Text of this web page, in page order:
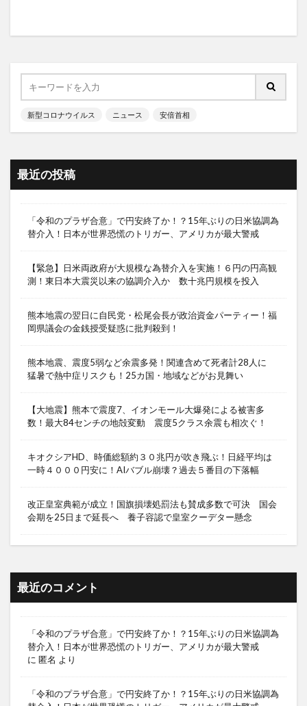
新型コロナウイルス ニュース 安倍首相
最近の投稿
「令和のプラザ合意」で円安終了か！？15年ぶりの日米協調為
替介入！日本が世界恐慌のトリガー、アメリカが最大警戒
【緊急】日米両政府が大規模な為替介入を実施！６円の円高観
測！東日本大震災以来の協調介入か 数十兆円規模を投入
熊本地震の翌日に自民党・松尾会長が政治資金パーティー！福
岡県議会の金銭授受疑惑に批判殺到！
熊本地震、震度5弱など余震多発！関連含めて死者計28人に
猛暑で熱中症リスクも！25カ国・地域などがお見舞い
【大地震】熊本で震度7、イオンモール大爆発による被害多
数！最大84センチの地殻変動 震度5クラス余震も相次ぐ！
キオクシアHD、時価総額約３０兆円が吹き飛ぶ！日経平均は
一時４０００円安に！AIバブル崩壊？過去５番目の下落幅
改正皇室典範が成立！国旗損壊処罰法も賛成多数で可決 国会
会期を25日まで延長へ 養子容認で皇室クーデター懸念
最近のコメント
「令和のプラザ合意」で円安終了か！？15年ぶりの日米協調為
替介入！日本が世界恐慌のトリガー、アメリカが最大警戒
に 匿名 より
「令和のプラザ合意」で円安終了か！？15年ぶりの日米協調為